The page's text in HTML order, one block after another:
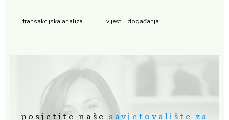
transakcijska analiza vijesti i događanja
posjetite naše savjetovalište za